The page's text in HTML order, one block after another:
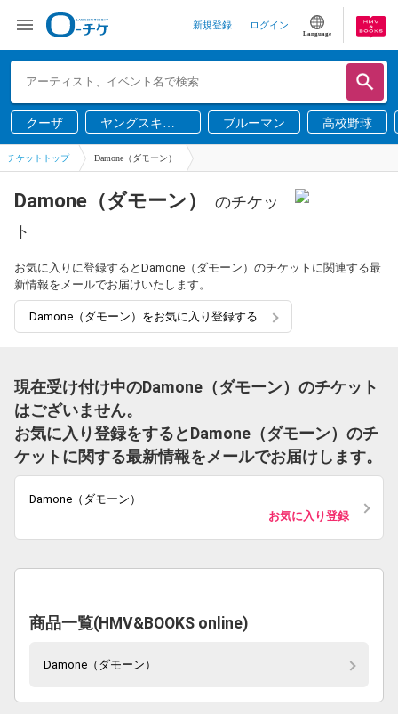
新規登録 ログイン
Language
クーザ
ヤングスキニ
ー
ブルーマン 高校野球
チケットトップ Damone（ダモーン）
Damone（ダモーン）
のチケッ
ト
お気に入りに登録するとDamone（ダモーン）のチケットに関連する最
新情報をメールでお届けいたします。
Damone（ダモーン）をお気に入り登録する
現在受け付け中のDamone（ダモーン）のチケット
はございません。
お気に入り登録をするとDamone（ダモーン）のチ
ケットに関する最新情報をメールでお届けします。
Damone（ダモーン）
お気に入り登録
商品一覧(HMV&BOOKS online)
Damone（ダモーン）